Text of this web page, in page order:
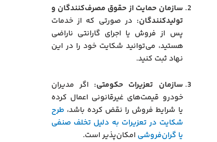
سازمان حمایت از حقوق مصرف‌کنندگان و
تولیدکنندگان: در صورتی که از خدمات
پس از فروش یا اجرای گارانتی ناراضی
هستید، می‌توانید شکایت خود را در این
نهاد ثبت کنید.
سازمان تعزیرات حکومتی: اگر مدیران
خودرو قیمت‌های غیرقانونی اعمال کرده
یا شرایط فروش را نقض کرده باشد، طرح
شکایت در تعزیرات به دلیل تخلف صنفی
یا گران‌فروشی امکان‌پذیر است.